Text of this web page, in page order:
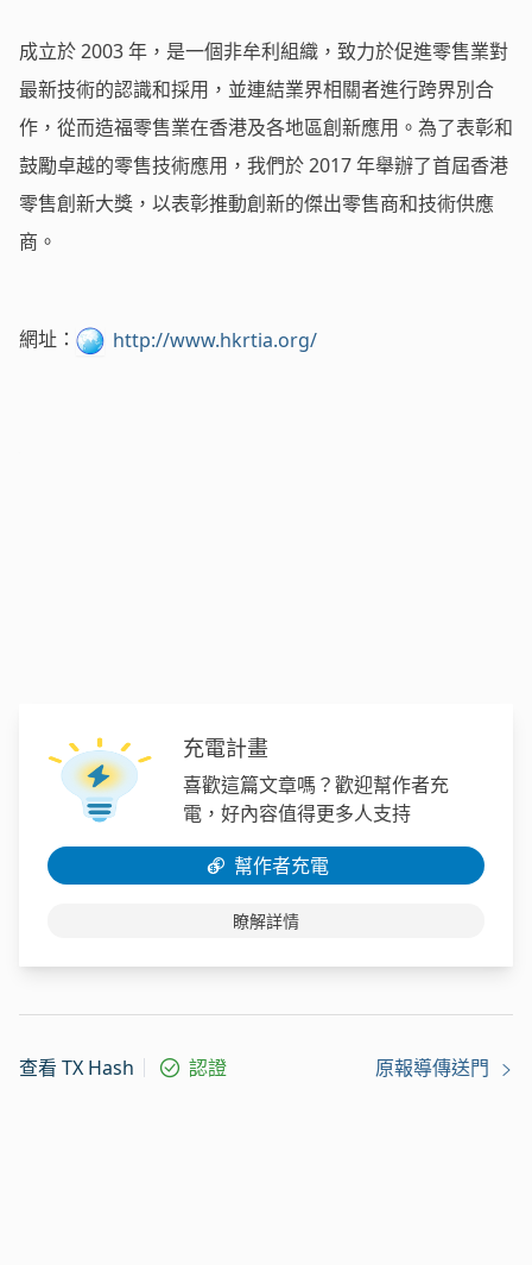
成立於 2003 年，是一個非牟利組織，致力於促進零售業對
最新技術的認識和採用，並連結業界相關者進行跨界別合
作，從而造福零售業在香港及各地區創新應用。為了表彰和
鼓勵卓越的零售技術應用，我們於 2017 年舉辦了首屆香港
零售創新大獎，以表彰推動創新的傑出零售商和技術供應
商。
網址： http://www.hkrtia.org/
充電計畫
喜歡這篇文章嗎？歡迎幫作者充
電，好內容值得更多人支持
幫作者充電
瞭解詳情
查看 TX Hash 認證 原報導傳送門